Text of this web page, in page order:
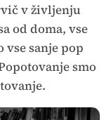
v življenju
od doma, vse
vse sanje pop
smo